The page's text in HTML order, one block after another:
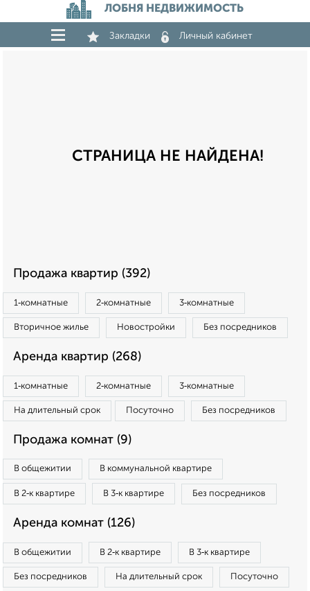
ЛОБНЯ НЕДВИЖИМОСТЬ
Закладки Личный кабинет
СТРАНИЦА НЕ НАЙДЕНА!
Продажа квартир (392)
1‑комнатные 2‑комнатные 3‑комнатные
Вторичное жилье Новостройки Без посредников
Аренда квартир (268)
1‑комнатные 2‑комнатные 3‑комнатные
На длительный срок Посуточно Без посредников
Продажа комнат (9)
В общежитии В коммунальной квартире
В 2‑к квартире В 3‑к квартире Без посредников
Аренда комнат (126)
В общежитии В 2‑к квартире В 3‑к квартире
Без посредников На длительный срок Посуточно